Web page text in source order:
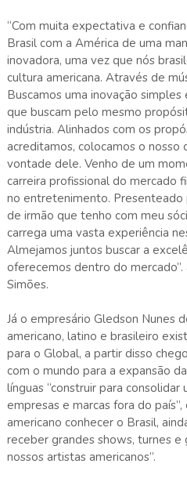
“Com muita expectativa e
Brasil com a América de uma
inovadora, uma vez que nós
cultura americana. Através de
Buscamos uma inovação
que buscam pelo mesmo
indústria. Alinhados com os
acreditamos, colocamos o nosso
vontade dele. Venho de um
carreira profissional do mercado
no entretenimento.
de irmão que tenho com meu
carrega uma vasta experiência
Almejamos juntos buscar a
oferecemos dentro do
Simões.
Já o empresário Gledson Nunes
americano, latino e brasileiro
para o Global, a partir disso
com o mundo para a expansão
línguas “construir para
empresas e marcas fora do
americano conhecer o Brasil,
receber grandes shows, turnes
nossos artistas americanos”.